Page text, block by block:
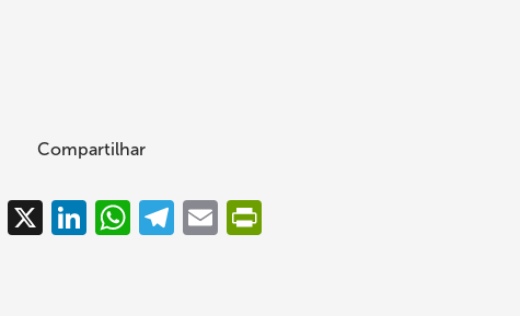
Compartilhar
Facebook
X LinkedInWhatsAppTelegram
Email